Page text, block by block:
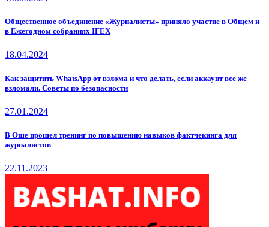
Общественное объединение «Журналисты» приняло участие в Общем и
в Ежегодном собраниях IFEX
18.04.2024
Как защитить WhatsApp от взлома и что делать, если аккаунт все же
взломали. Советы по безопасности
27.01.2024
В Оше прошел тренинг по повышению навыков фактчекинга для
журналистов
22.11.2023